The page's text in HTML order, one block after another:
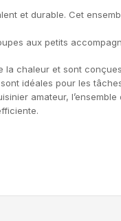
et durable. Cet
aux petits
chaleur et sont
idéales pour les
amateur,